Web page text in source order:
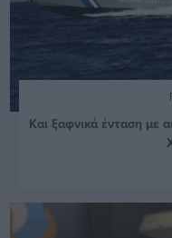
Και ξαφνικά ένταση με